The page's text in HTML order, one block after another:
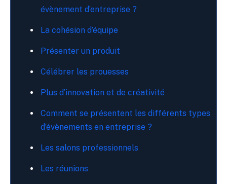
évènement d’entreprise ?
La cohésion d’équipe
Présenter un produit
Célébrer les prouesses
Plus d’innovation et de créativité
Comment se présentent les différents types
d’évènements en entreprise ?
Les salons professionnels
Les réunions